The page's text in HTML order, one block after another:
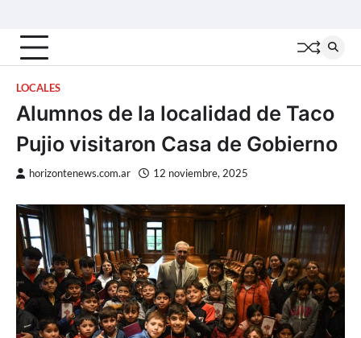
content
LOCALES
Alumnos de la localidad de Taco
Pujio visitaron Casa de Gobierno
horizontenews.com.ar 12 noviembre, 2025